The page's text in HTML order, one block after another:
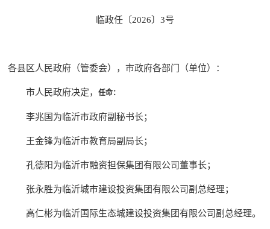
临政任〔2026〕3号
各县区人民政府（管委会），市政府各部门（单位）：
市人民政府决定，任命：
李兆国为临沂市政府副秘书长；
王金锋为临沂市教育局副局长；
孔德阳为临沂市融资担保集团有限公司董事长；
张永胜为临沂城市建设投资集团有限公司副总经理；
高仁彬为临沂国际生态城建设投资集团有限公司副总经理。